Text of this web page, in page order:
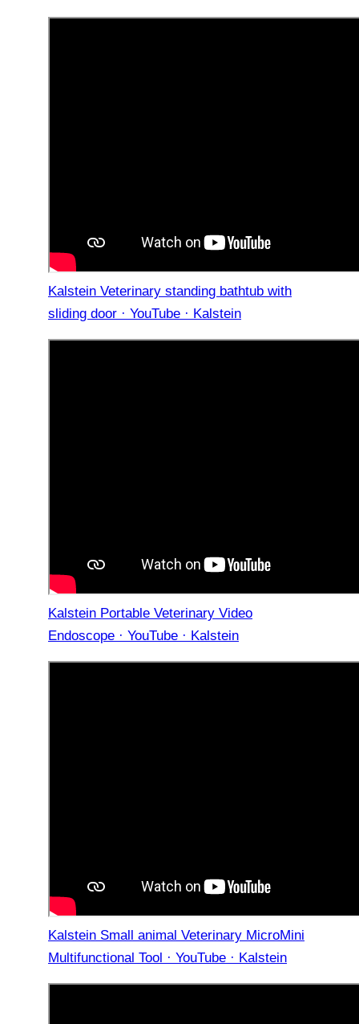
Kalstein Veterinary standing bathtub with
sliding door · YouTube · Kalstein
Kalstein Portable Veterinary Video
Endoscope · YouTube · Kalstein
Kalstein Small animal Veterinary MicroMini
Multifunctional Tool · YouTube · Kalstein